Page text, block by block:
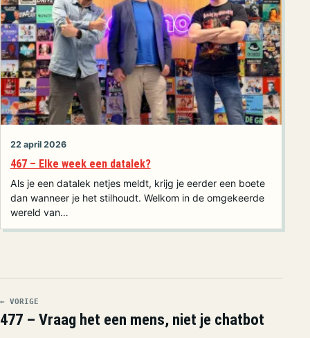
22 april 2026
467 – Elke week een datalek?
Als je een datalek netjes meldt, krijg je eerder een boete
dan wanneer je het stilhoudt. Welkom in de omgekeerde
wereld van…
← VORIGE
477 – Vraag het een mens, niet je chatbot